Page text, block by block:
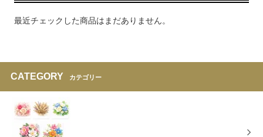
最近チェックした商品はまだありません。
CATEGORY カテゴリー